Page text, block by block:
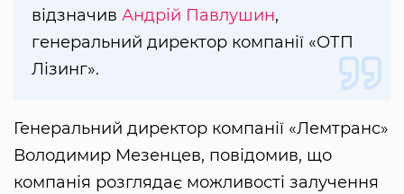
відзначив Андрій Павлушин,
генеральний директор компанії «ОТП
Лізинг».
Генеральний директор компанії «Лемтранс»
Володимир Мезенцев, повідомив, що
компанія розглядає можливості залучення